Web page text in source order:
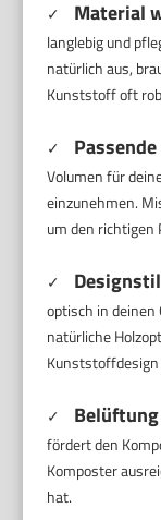
✓ Material
langlebig und
natürlich aus,
Kunststoff oft
✓
Volumen für
einzunehmen.
um den richtigen
✓
optisch in deinen
natürliche
✓
fördert den
Komposter
hat.